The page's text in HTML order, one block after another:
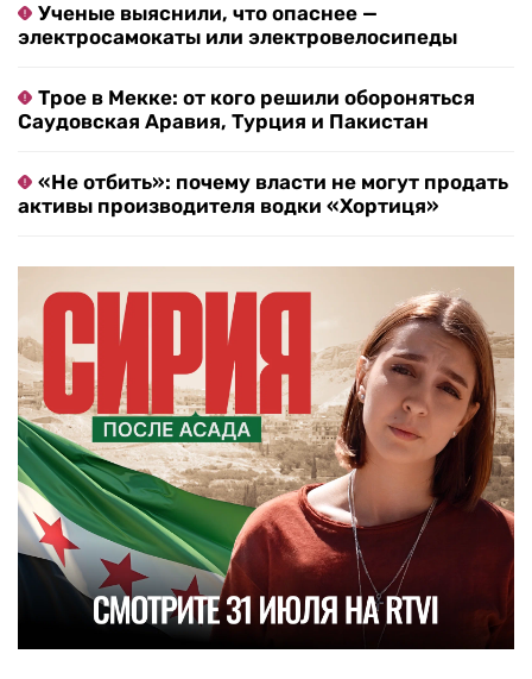
Ученые выяснили, что опаснее —
электросамокаты или электровелосипеды
Трое в Мекке: от кого решили обороняться
Саудовская Аравия, Турция и Пакистан
«Не отбить»: почему власти не могут продать
активы производителя водки «Хортиця»